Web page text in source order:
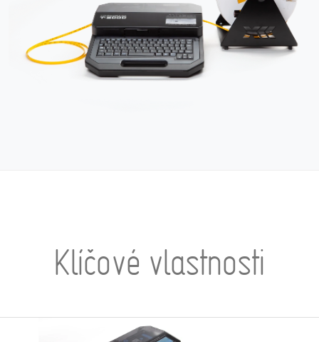
Klíčové vlastnosti